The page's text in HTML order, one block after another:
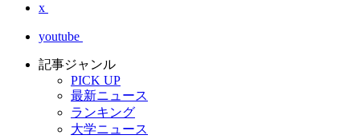
x
youtube
記事ジャンル
PICK UP
最新ニュース
ランキング
大学ニュース